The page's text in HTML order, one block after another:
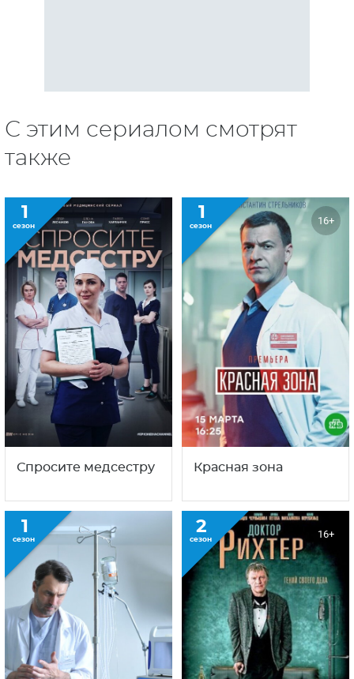
С этим сериалом смотрят
также
1
сезон
Спросите медсестру
1
сезон 16+
Красная зона
1
сезон
2
сезон 16+